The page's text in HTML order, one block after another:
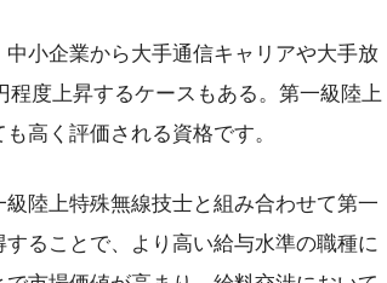
小企業から大手通信キャリアや大手放
度上昇するケースもある。第一級陸上
高く評価される資格です。
陸上特殊無線技士と組み合わせて第一
ることで、より高い給与水準の職種に